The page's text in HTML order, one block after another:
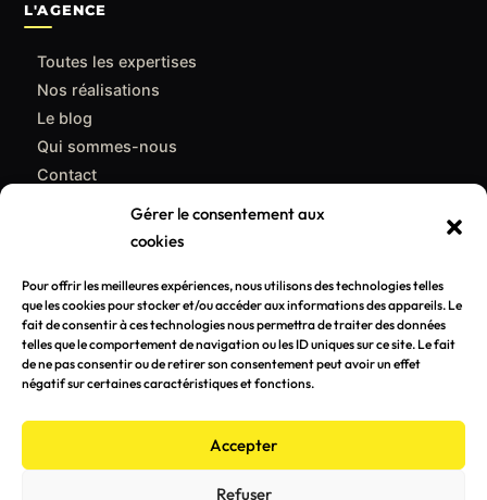
Gérer le consentement aux
cookies
Pour offrir les meilleures expériences, nous utilisons des technologies telles
que les cookies pour stocker et/ou accéder aux informations des appareils. Le
fait de consentir à ces technologies nous permettra de traiter des données
telles que le comportement de navigation ou les ID uniques sur ce site. Le fait
de ne pas consentir ou de retirer son consentement peut avoir un effet
négatif sur certaines caractéristiques et fonctions.
Accepter
Refuser
L'AGENCE
Toutes les expertises
Nos réalisations
Le blog
Qui sommes-nous
Contact
support@poulpemedia.fr
07 62 01 54 84
Bordeaux & Gironde — Caudéran